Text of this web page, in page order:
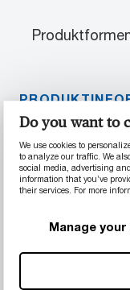
Do you want to
We use cookies to
to analyze our traffic. We
social media, advertising
information that you’ve
their services. For more
Manage
Hochdichte,
in Luft
Qualität